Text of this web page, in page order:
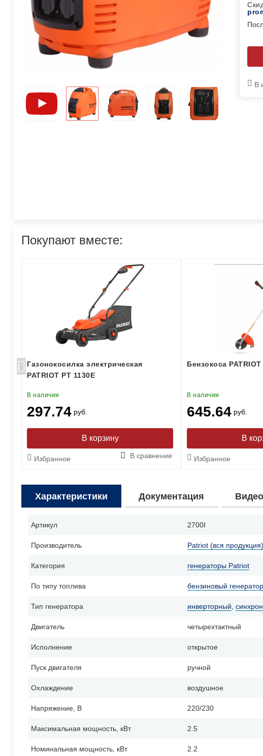
В
Покупают вместе:
Газонокосилка электрическая
PATRIOT PT 1130E
В наличии
297.74 руб.
Избранное В сравнение
Бензокоса
В наличии
645.64 руб.
Избранное
Характеристики Документация
Артикул 2700I
Производитель Patriot (вся продукция)
Категория генераторы Patriot
По типу топлива бензиновый генератор
Тип генератора инверторный,
Двигатель четырехтактный
Исполнение открытое
Пуск двигателя ручной
Охлаждение воздушное
Напряжение, В 220/230
Максимальная мощность, кВт 2.5
Номинальная мощность, кВт 2.2